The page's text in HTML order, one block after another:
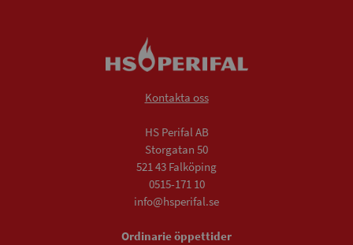
Kontakta oss
HS Perifal AB
Storgatan 50
521 43 Falköping
0515-171 10
info@hsperifal.se
Ordinarie öppettider